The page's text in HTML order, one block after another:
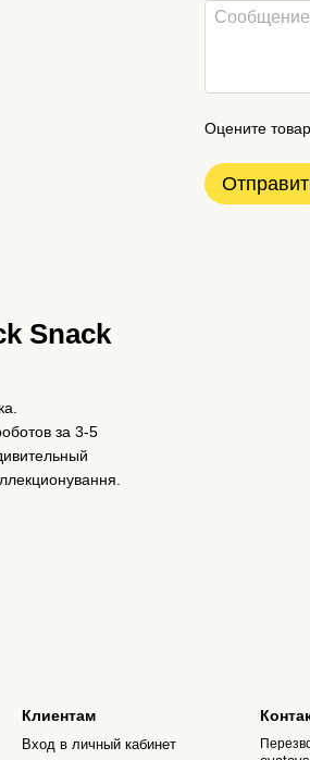
Snack
за 3-5
Оцените товар
Клиентам
Вход в личный кабинет